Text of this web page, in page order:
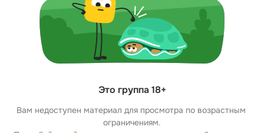
Это группа 18+
Вам недоступен материал для просмотра по возрастным
ограничениям.